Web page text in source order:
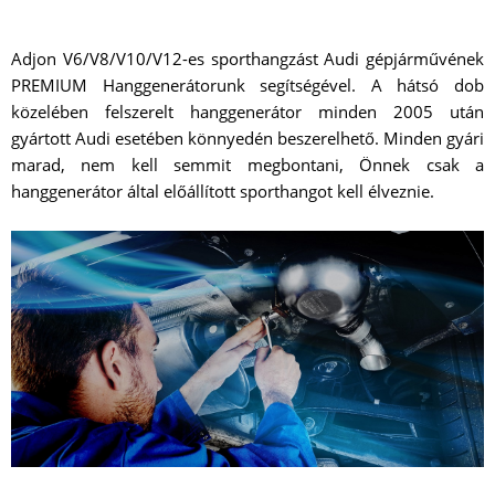
Adjon V6/V8/V10/V12-es sporthangzást Audi gépjárművének
PREMIUM Hanggenerátorunk segítségével. A hátsó dob
közelében felszerelt hanggenerátor minden 2005 után
gyártott Audi esetében könnyedén beszerelhető. Minden gyári
marad, nem kell semmit megbontani, Önnek csak a
hanggenerátor által előállított sporthangot kell élveznie.